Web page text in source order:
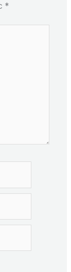
*